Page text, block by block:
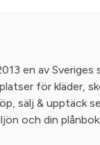
en av Sveriges
för kläder,
sälj & upptäck
och din plånbok.